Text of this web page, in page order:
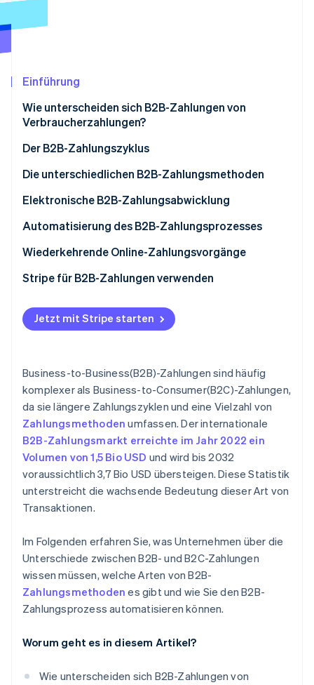
Betrugsprävention
Atlas
Online-Identitätsprüfung
Erfahren Sie, wie Stripe Lösungen für die
Einführung
Wie unterscheiden sich B2B-Zahlungen von
Verbraucherzahlungen?
Der B2B-Zahlungszyklus
Die unterschiedlichen B2B-Zahlungsmethoden
ACH-Zahlungen
Kredit- oder Debitkarten
Banküberweisung
Digitale Zahlungsdienstleistungen
Elektronische B2B-Zahlungsabwicklung
Automatisierung des B2B-Zahlungsprozesses
Wiederkehrende Online-Zahlungsvorgänge
Stripe für B2B-Zahlungen verwenden
Jetzt mit Stripe starten
Business-to-Business(B2B)-Zahlungen sind häufig
komplexer als Business-to-Consumer(B2C)-Zahlungen,
da sie längere Zahlungszyklen und eine Vielzahl von
Zahlungsmethoden umfassen. Der internationale
B2B-Zahlungsmarkt erreichte im Jahr 2022 ein
Volumen von 1,5 Bio USD und wird bis 2032
voraussichtlich 3,7 Bio USD übersteigen. Diese Statistik
unterstreicht die wachsende Bedeutung dieser Art von
Transaktionen.
Im Folgenden erfahren Sie, was Unternehmen über die
Unterschiede zwischen B2B- und B2C-Zahlungen
wissen müssen, welche Arten von B2B-
Zahlungsmethoden es gibt und wie Sie den B2B-
Zahlungsprozess automatisieren können.
Worum geht es in diesem Artikel?
Wie unterscheiden sich B2B-Zahlungen von